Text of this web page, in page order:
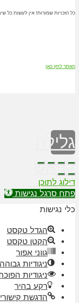
כל הזכויות שמורות! אין לעשות כל
האתר לחץ כאן
גלילה
לראש
העמוד
דילוג לתוכן
פתח סרגל נגישות
כלי נגישות
הגדל טקסט
הקטן טקסט
גווני אפור
ניגודיות גבוהה
ניגודיות
רקע בהיר
הדגשת